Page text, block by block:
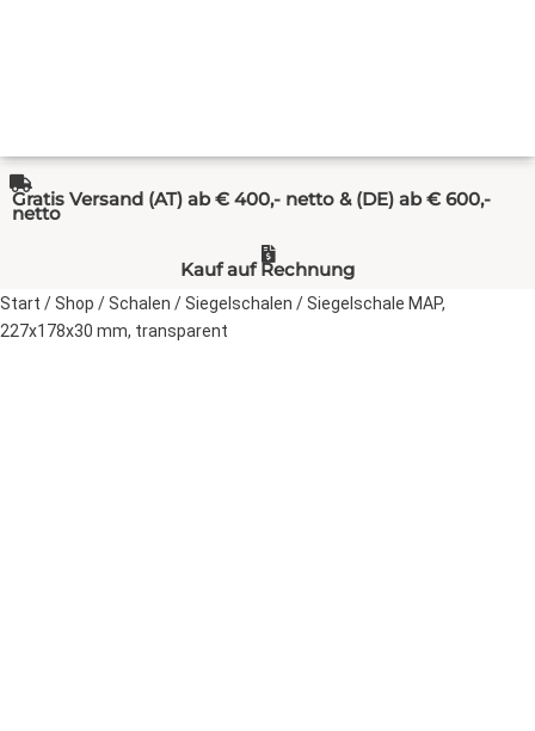
Gratis Versand (AT) ab € 400,- netto & (DE) ab € 600,-
netto
Kauf auf Rechnung
Start /Shop /Schalen /Siegelschalen / Siegelschale MAP,
227x178x30 mm, transparent